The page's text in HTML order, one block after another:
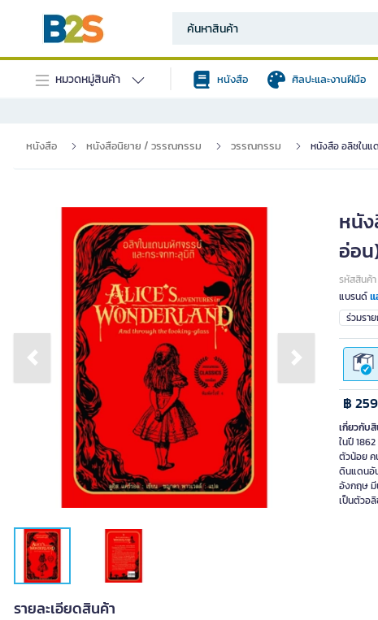
หมวดหมู่สินค้า หนังสือ ศิลปะและงานฝีมือ
หนังสือ หนังสือนิยาย / วรรณกรรม วรรณกรรม หนังสือ อลิซในแ
Previous slide Next slide
หนั
อ่อ
รหัสสินค้า
แบรนด์
ร่วมรา
฿
เกี่ยวกับ
ในปี
ตัวน้อย ค
ดินแดนอั
อังกฤษ มี
เป็นตัวอ
รายละเอียดสินค้า